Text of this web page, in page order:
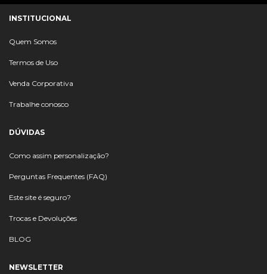
INSTITUCIONAL
Quem Somos
Termos de Uso
Venda Corporativa
Trabalhe conosco
DÚVIDAS
Como assim personalização?
Perguntas Frequentes (FAQ)
Este site é seguro?
Trocas e Devoluções
BLOG
NEWSLETTER